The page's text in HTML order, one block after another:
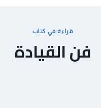
قراءة في كتاب
فن القيادة